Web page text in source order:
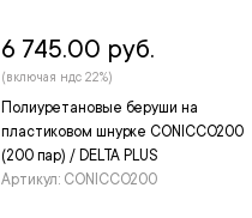
Полиуретановые беруши на
пластиковом шнурке CONICCO200
(200 пар) / DELTA PLUS
Артикул: CONICCO200
6 745.00 руб.
(включая ндс 22%)